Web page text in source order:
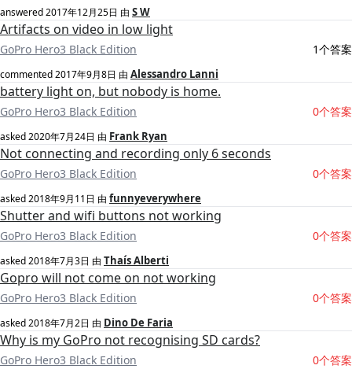
answered2017年12月25日 由 S W
Artifacts on video in low light
GoPro Hero3 Black Edition 1个答案
commented2017年9月8日 由 Alessandro Lanni
battery light on, but nobody is home.
GoPro Hero3 Black Edition 0个答案
asked2020年7月24日 由 Frank Ryan
Not connecting and recording only 6 seconds
GoPro Hero3 Black Edition 0个答案
asked2018年9月11日 由 funnyeverywhere
Shutter and wifi buttons not working
GoPro Hero3 Black Edition 0个答案
asked2018年7月3日 由 Thaís Alberti
Gopro will not come on not working
GoPro Hero3 Black Edition 0个答案
asked2018年7月2日 由 Dino De Faria
Why is my GoPro not recognising SD cards?
GoPro Hero3 Black Edition 0个答案